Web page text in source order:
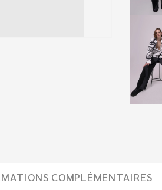
COMPLÉMENTAIRES